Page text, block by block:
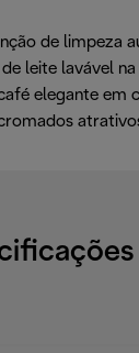
de limpeza
leite lavável
elegante em